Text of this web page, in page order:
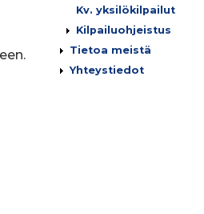
Kv. yksilökilpailut
Kilpailuohjeistus
Tietoa meistä
Yhteystiedot